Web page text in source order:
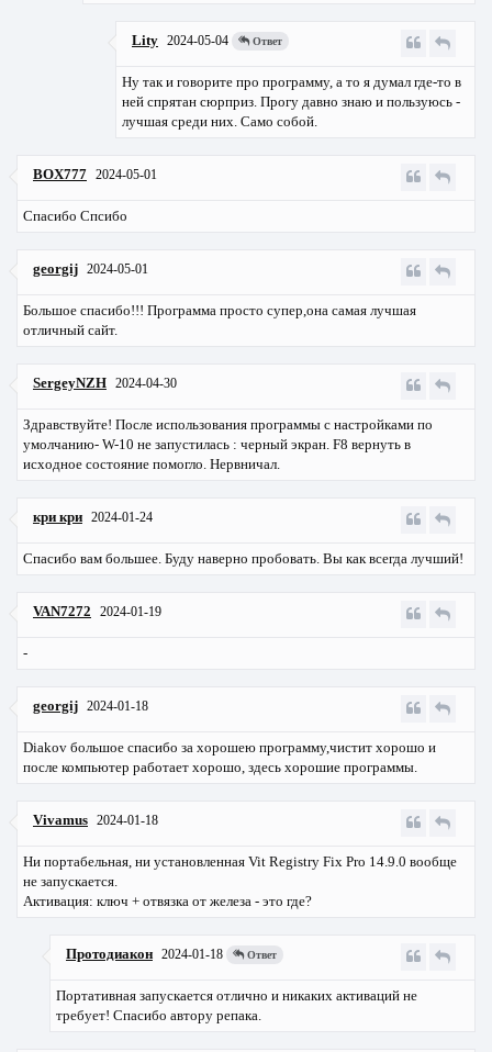
Lity 2024-05-04 Ответ
Ну так и говорите про программу, а то я думал где-то в
ней спрятан сюрприз. Прогу давно знаю и пользуюсь -
лучшая среди них. Само собой.
BOX777 2024-05-01
Спасибо Спсибо
georgij 2024-05-01
Большое спасибо!!! Программа просто супер,она самая лучшая
отличный сайт.
SergeyNZH 2024-04-30
Здравствуйте! После использования программы с настройками по
умолчанию- W-10 не запустилась : черный экран. F8 вернуть в
исходное состояние помогло. Нервничал.
кри кри 2024-01-24
Спасибо вам большее. Буду наверно пробовать. Вы как всегда лучший!
VAN7272 2024-01-19
-
georgij 2024-01-18
Diakov большое спасибо за хорошею программу,чистит хорошо и
после компьютер работает хорошо, здесь хорошие программы.
Vivamus 2024-01-18
Ни портабельная, ни установленная Vit Registry Fix Pro 14.9.0 вообще
не запускается.
Активация: ключ + отвязка от железа - это где?
Протодиакон 2024-01-18 Ответ
Портативная запускается отлично и никаких активаций не
требует! Спасибо автору репака.